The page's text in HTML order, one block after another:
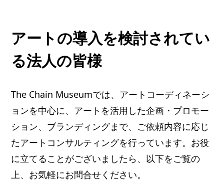
アートの導入を検討されてい
る法人の皆様
The Chain Museumでは、アートコーディネーシ
ョンを中心に、アートを活用した企画・プロモー
ション、ブランディングまで、ご依頼内容に応じ
たアートコンサルティングを行っています。お役
に立てることがございましたら、以下をご覧の
上、お気軽にお問合せください。